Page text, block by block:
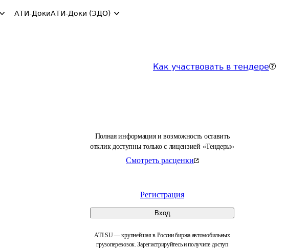
АТИ-ДокиАТИ-Доки (ЭДО)
Как участвовать в тендере
Полная информация и возможность оставить
отклик доступны только с лицензией «Тендеры»
Смотреть расценки
Регистрация
Вход
ATI.SU — крупнейшая в России биржа автомобильных
грузоперевозок. Зарегистрируйтесь и получите доступ